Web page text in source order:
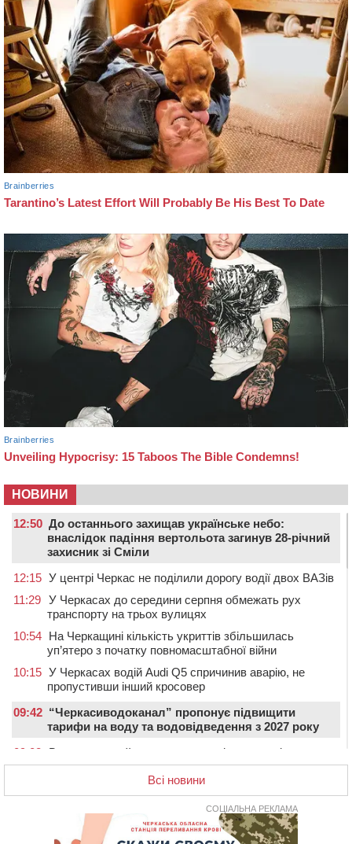
НОВИНИ
12:50 До останнього захищав українське небо:
внаслідок падіння вертольота загинув 28-річний
захисник зі Сміли
12:15 У центрі Черкас не поділили дорогу водії двох ВАЗів
11:29 У Черкасах до середини серпня обмежать рух
транспорту на трьох вулицях
10:54 На Черкащині кількість укриттів збільшилась
уп’ятеро з початку повномасштабної війни
10:15 У Черкасах водій Audi Q5 спричинив аварію, не
пропустивши інший кросовер
09:42 “Черкасиводоканал” пропонує підвищити
тарифи на воду та водовідведення з 2027 року
09:08
Встановити гойдалки, карусель і закупити іграшки: у
Черкасах просять покращити умови в дитсадку
08:22 “На щиті” у Чорнобаївську громаду повертається
полеглий біля Кліщіївки воїн
Понад 968 мільйонів гривень земельного податку
Всі новини
СОЦІАЛЬНА РЕКЛАМА